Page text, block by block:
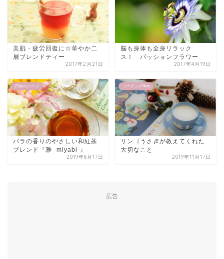
美肌・疲労回復に☆華やか二
層ブレンドティー
2017年2月21日
脳も身体も全身リラック
ス！ パッションフラワー
2017年4月19日
日本のハーブ
バラの香りのやさしい和紅茶
ブレンド『雅 -miyabi-』
2019年6月17日
コーチングblog
リンゴうさぎが教えてくれた
大切なこと
2019年11月17日
広告